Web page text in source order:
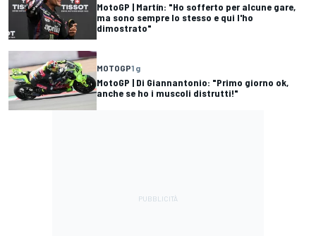
MotoGP | Martín: "Ho sofferto per alcune gare,
ma sono sempre lo stesso e qui l'ho
dimostrato"
MOTOGP1 g
MotoGP | Di Giannantonio: "Primo giorno ok,
anche se ho i muscoli distrutti!"